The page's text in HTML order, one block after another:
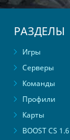
РАЗДЕЛЫ
Игры
Серверы
Команды
Профили
Карты
BOOST CS 1.6